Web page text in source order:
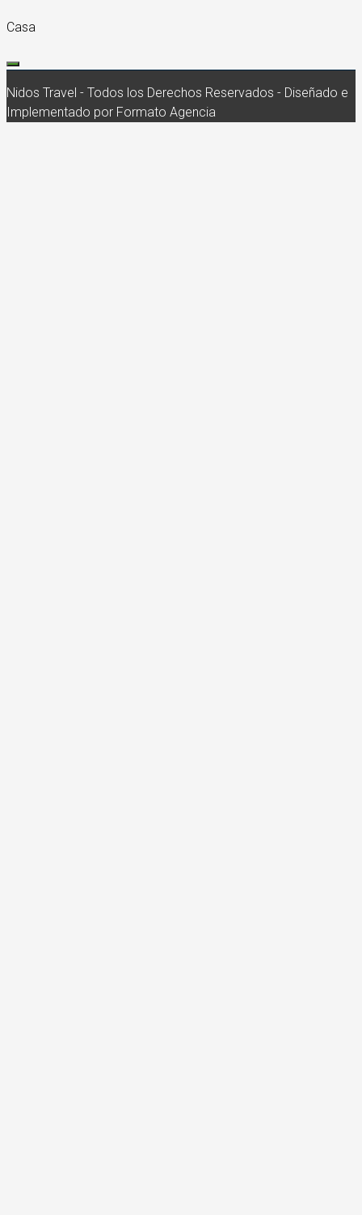
Casa
Nidos Travel - Todos los Derechos Reservados - Diseñado e
Implementado por Formato Agencia